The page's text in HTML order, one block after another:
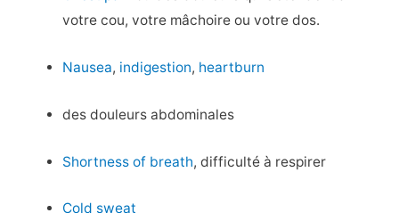
votre cou, votre mâchoire ou votre dos.
Nausea, indigestion, heartburn
des douleurs abdominales
Shortness of breath, difficulté à respirer
Cold sweat